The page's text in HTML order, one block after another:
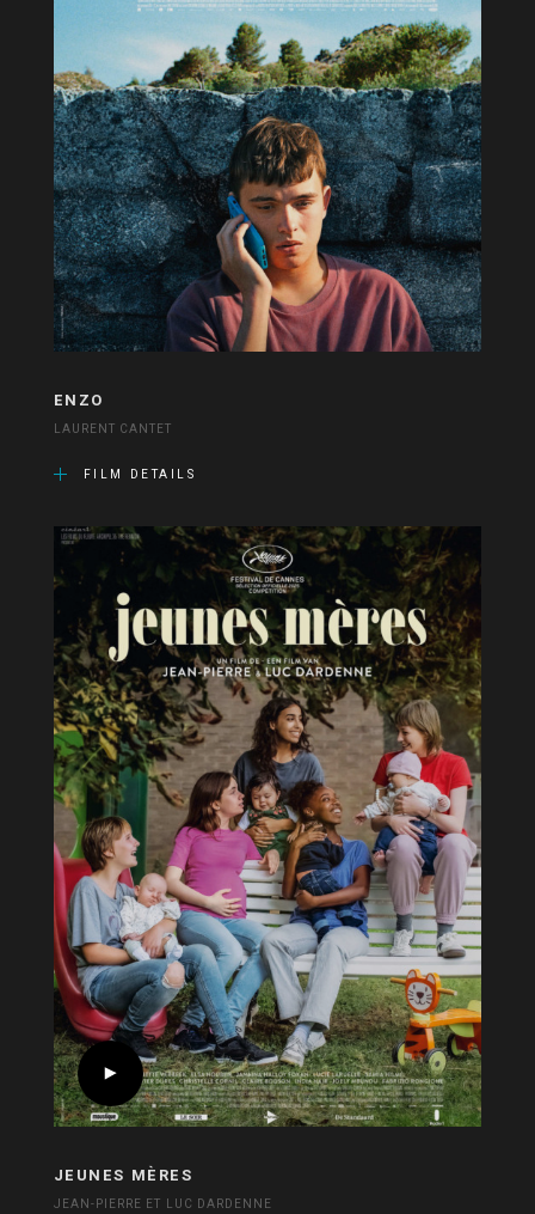
ENZO
LAURENT CANTET
FILM DETAILS
JEUNES MÈRES
JEAN-PIERRE ET LUC DARDENNE